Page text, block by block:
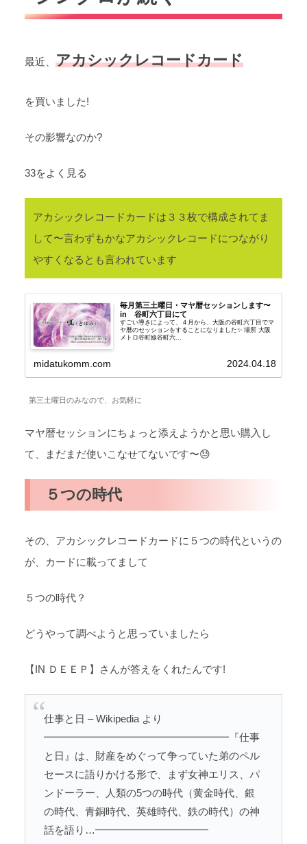
最近、 アカシックレコードカード
を買いました!
その影響なのか?
33をよく見る
アカシックレコードカードは３３枚で構成されてま
して〜言わずもかなアカシックレコードにつながり
やすくなるとも言われています
毎月第三土曜日・マヤ暦セッションします〜
in 谷町六丁目にて
すごい導きによって、４月から、大阪の谷町六丁目でマ
ヤ暦のセッションをすることになりました✨ 場所 大阪
メトロ谷町線谷町六...
midatukomm.com 2024.04.18
第三土曜日のみなので、お気軽に
マヤ暦セッションにちょっと添えようかと思い購入し
て、まだまだ使いこなせてないです〜😓
５つの時代
その、アカシックレコードカードに５つの時代というの
が、カードに載ってまして
５つの時代？
どうやって調べようと思っていましたら
【IN ＤＥＥＰ】さんが答えをくれたんです!
仕事と日 – Wikipedia より
━━━━━━━━━━━━━━━━━━『仕事
と日』は、財産をめぐって争っていた弟のペル
セースに語りかける形で、まず女神エリス、パ
ンドーラー、人類の5つの時代（黄金時代、銀
の時代、青銅時代、英雄時代、鉄の時代）の神
話を語り…━━━━━━━━━━━